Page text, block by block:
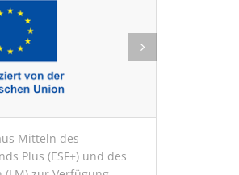
Mitteln des
Plus (ESF+) und des